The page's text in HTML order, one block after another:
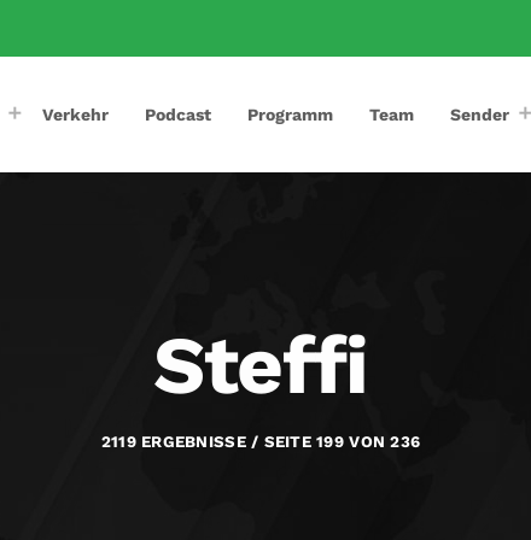
Verkehr Podcast Programm Team Sender
Steffi
2119 ERGEBNISSE / SEITE 199 VON 236